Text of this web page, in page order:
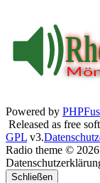
Powered by
Released as free
GPL v3.
Radio theme ©
Schließen